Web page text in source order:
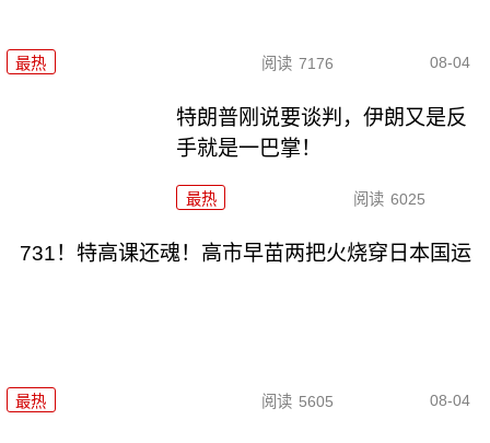
最热 阅读 7176 08-04
特朗普刚说要谈判，伊朗又是反
手就是一巴掌！
最热 阅读 6025
731！特高课还魂！高市早苗两把火烧穿日本国运
最热 阅读 5605 08-04